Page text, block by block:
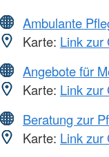
Ambulante
Karte: Link zur
Angebote für
Karte: Link zur
Beratung zur
Karte: Link zur